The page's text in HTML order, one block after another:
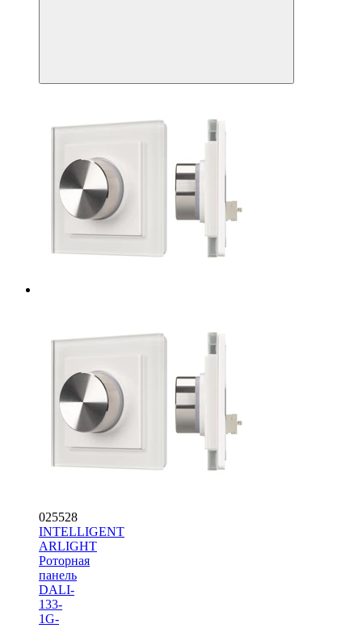
025528
INTELLIGENT
ARLIGHT
Роторная
панель
DALI-
133-
1G-